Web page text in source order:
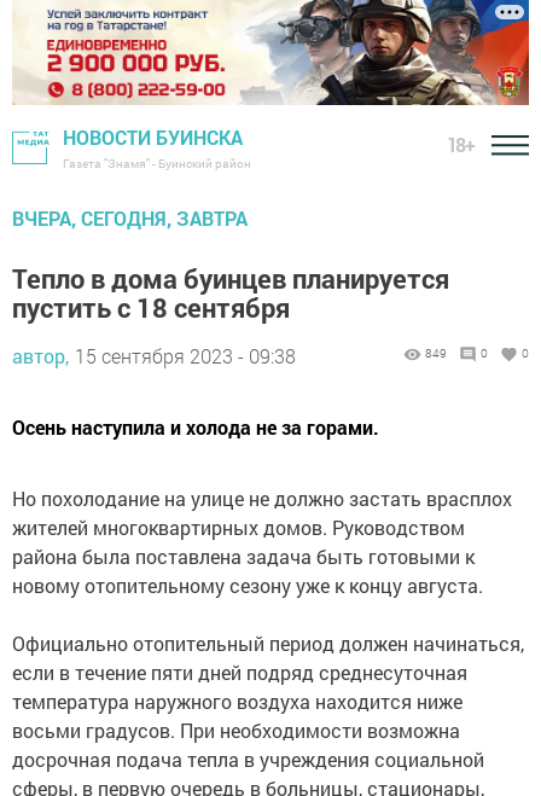
НОВОСТИ БУИНСКА
Газета "Знамя" - Буинский район
18+
ВЧЕРА, СЕГОДНЯ, ЗАВТРА
Тепло в дома буинцев планируется
пустить с 18 сентября
автор, 15 сентября 2023 - 09:38 849 0 0
Осень наступила и холода не за горами.
Но похолодание на улице не должно застать врасплох
жителей многоквартирных домов. Руководством
района была поставлена задача быть готовыми к
новому отопительному сезону уже к концу августа.
Официально отопительный период должен начинаться,
если в течение пяти дней подряд среднесуточная
температура наружного воздуха находится ниже
восьми градусов. При необходимости возможна
досрочная подача тепла в учреждения социальной
сферы, в первую очередь в больницы, стационары,